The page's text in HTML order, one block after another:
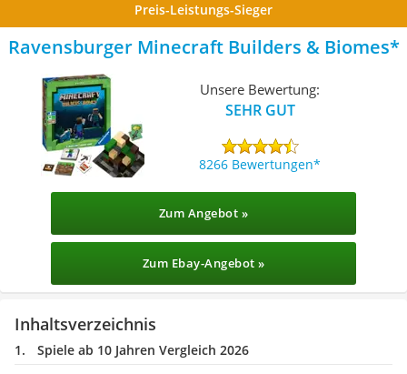
Preis-Leistungs-Sieger
Ravensburger Minecraft Builders & Biomes
Unsere Bewertung:
SEHR GUT
8266 Bewertungen
Zum Angebot »
Zum Ebay-Angebot »
Inhaltsverzeichnis
Spiele ab 10 Jahren Vergleich 2026